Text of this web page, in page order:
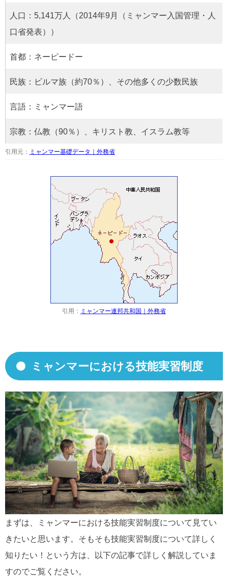
人口：5,141万人（2014年9月（ミャンマー入国管理・人
口省発表））
首都：ネーピードー
民族：ビルマ族（約70％）、その他多くの少数民族
言語：ミャンマー語
宗教：仏教（90％）、キリスト教、イスラム教等
引用元： ミャンマー基礎データ｜外務省
引用： ミャンマー連邦共和国｜外務省
ミャンマーにおける技能実習制度
まずは、ミャンマーにおける技能実習制度について見てい
きたいと思います。そもそも技能実習制度について詳しく
知りたい！という方は、以下の記事で詳しく解説していま
すのでご覧ください。